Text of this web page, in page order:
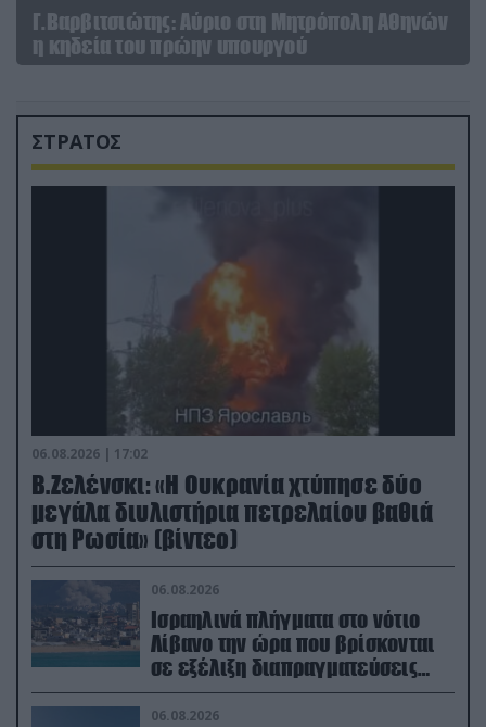
Γ.Βαρβιτσιώτης: Aύριο στη Μητρόπολη Αθηνών
η κηδεία του πρώην υπουργού
ΣΤΡΑΤΟΣ
06.08.2026 | 17:02
Β.Ζελένσκι: «Η Ουκρανία χτύπησε δύο
μεγάλα διυλιστήρια πετρελαίου βαθιά
στη Ρωσία» (βίντεο)
06.08.2026
Ισραηλινά πλήγματα στο νότιο
Λίβανο την ώρα που βρίσκονται
σε εξέλιξη διαπραγματεύσεις
στην Ρώμη
06.08.2026